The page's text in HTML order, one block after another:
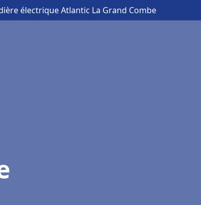
électrique Atlantic La Grand Combe